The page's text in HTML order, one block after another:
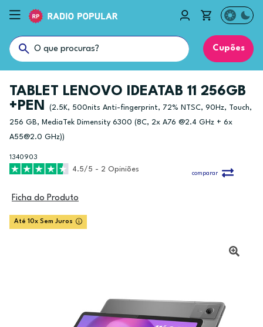
Cupões
TABLET LENOVO IDEATAB 11 256GB
+PEN
(2.5K, 500nits Anti-fingerprint, 72% NTSC, 90Hz, Touch,
256 GB, MediaTek Dimensity 6300 (8C, 2x A76 @2.4 GHz + 6x
A55@2.0 GHz))
1340903
4.5/5 - 2 Opiniões
comparar
Ficha do Produto
Até 10x Sem Juros